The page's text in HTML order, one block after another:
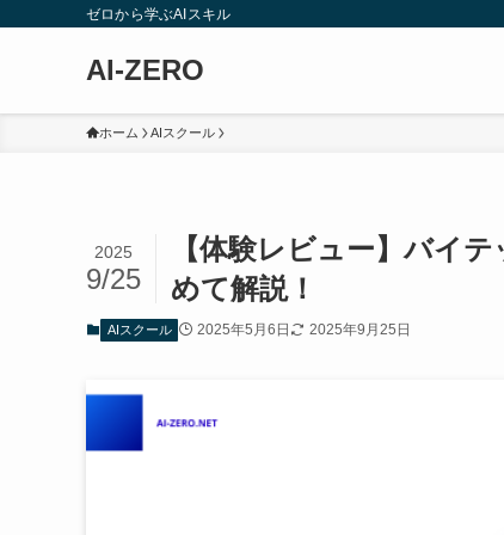
ゼロから学ぶAIスキル
AI-ZERO
ホーム AIスクール
【体験レビュー】バイ
めて解説！
2025
9/25
AIスクール 2025年5月6日 2025年9月25日